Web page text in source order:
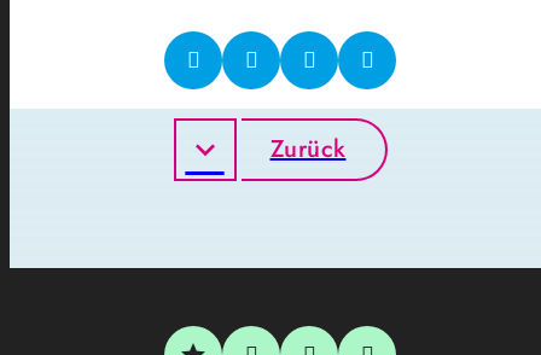
Zurück